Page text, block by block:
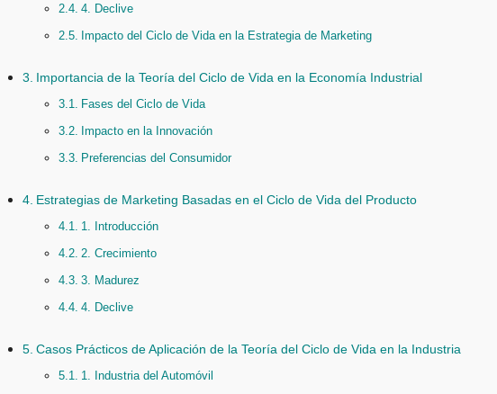
4. Declive
Impacto del Ciclo de Vida en la Estrategia de Marketing
Importancia de la Teoría del Ciclo de Vida en la Economía Industrial
Fases del Ciclo de Vida
Impacto en la Innovación
Preferencias del Consumidor
Estrategias de Marketing Basadas en el Ciclo de Vida del Producto
1. Introducción
2. Crecimiento
3. Madurez
4. Declive
Casos Prácticos de Aplicación de la Teoría del Ciclo de Vida en la Industria
1. Industria del Automóvil